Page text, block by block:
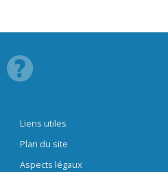
Liens utiles
Plan du site
Aspects légaux